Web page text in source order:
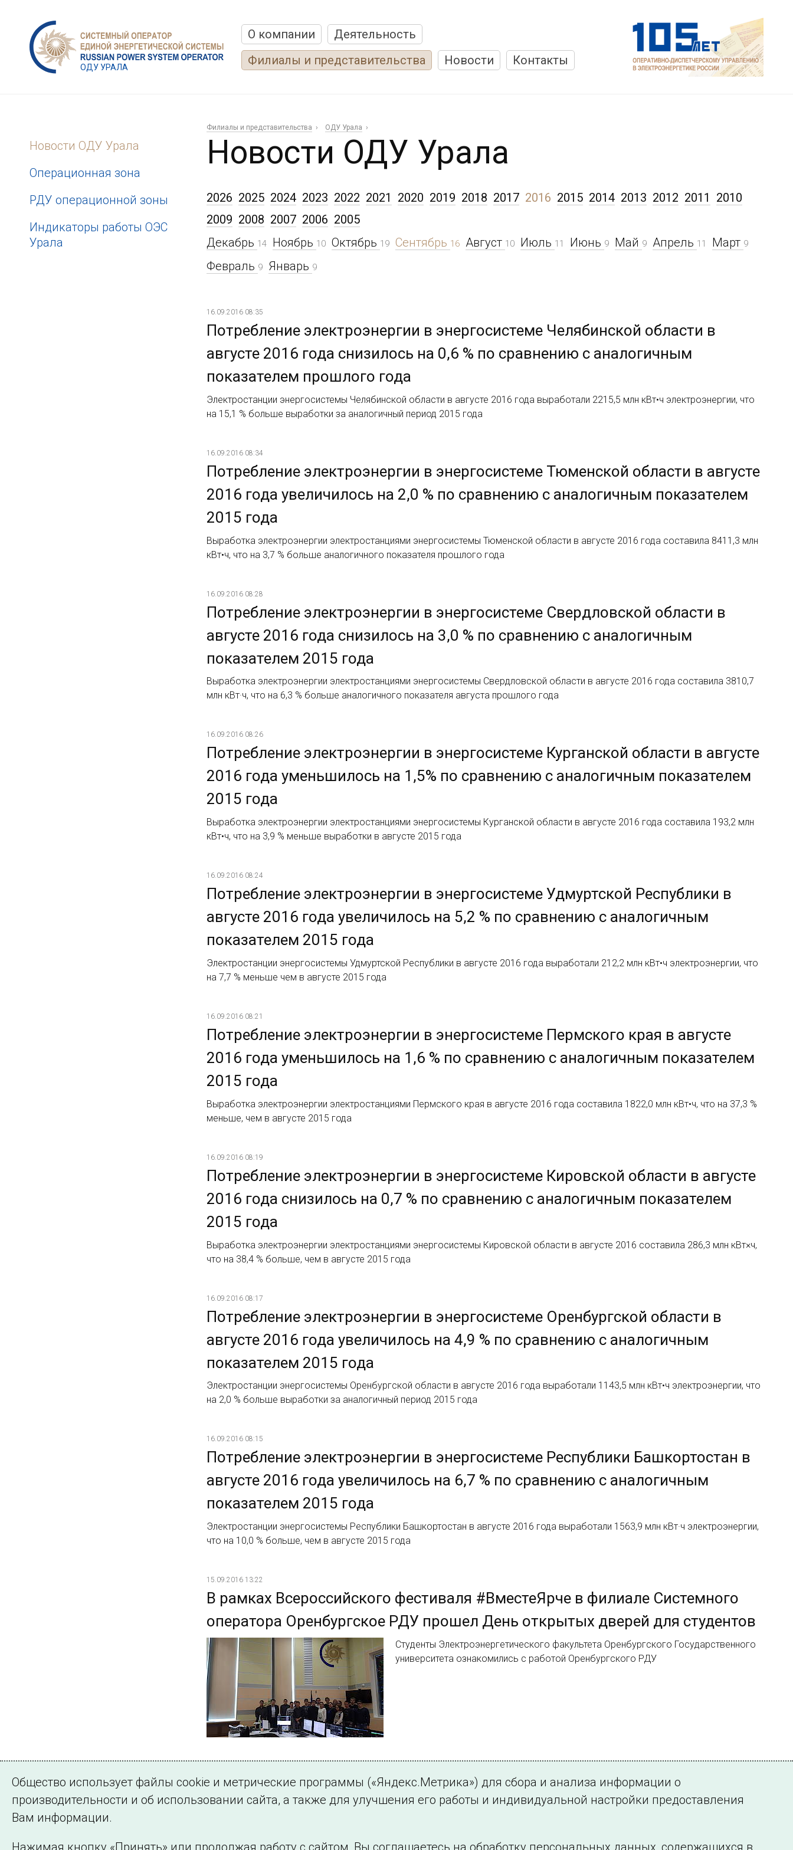
ОДУ УРАЛА
О компании
Деятельность
Филиалы и представительства
Новости Контакты
Новости ОДУ Урала
Операционная зона
РДУ операционной зоны
Индикаторы работы ОЭС
Урала
Филиалы и представительства ОДУ Урала
Новости ОДУ Урала
2026 2025 2024 2023 2022 2021 2020 2019 2018 2017 2016
Декабрь 14 Ноябрь 10 Октябрь 19 Сентябрь 16 Август 10 Июль 11 Июнь 9 Май 9 Апрель 11 Март 9
Февраль 9 Январь 9
2015 2014 2013 2012 2011
2010
2009 2008 2007 2006 2005
16.09.2016 08:35
Потребление электроэнергии в энергосистеме Челябинской области в
августе 2016 года снизилось на 0,6 % по сравнению с аналогичным
показателем прошлого года
Электростанции энергосистемы Челябинской области в августе 2016 года выработали 2215,5 млн кВт•ч электроэнергии, что
на 15,1 % больше выработки за аналогичный период 2015 года
16.09.2016 08:34
Потребление электроэнергии в энергосистеме Тюменской области в августе
2016 года увеличилось на 2,0 % по сравнению с аналогичным показателем
2015 года
Выработка электроэнергии электростанциями энергосистемы Тюменской области в августе 2016 года составила 8411,3 млн
кВт•ч, что на 3,7 % больше аналогичного показателя прошлого года
16.09.2016 08:28
Потребление электроэнергии в энергосистеме Свердловской области в
августе 2016 года снизилось на 3,0 % по сравнению с аналогичным
показателем 2015 года
Выработка электроэнергии электростанциями энергосистемы Свердловской области в августе 2016 года составила 3810,7
млн кВт·ч, что на 6,3 % больше аналогичного показателя августа прошлого года
16.09.2016 08:26
Потребление электроэнергии в энергосистеме Курганской области в августе
2016 года уменьшилось на 1,5% по сравнению с аналогичным показателем
2015 года
Выработка электроэнергии электростанциями энергосистемы Курганской области в августе 2016 года составила 193,2 млн
кВт•ч, что на 3,9 % меньше выработки в августе 2015 года
16.09.2016 08:24
Потребление электроэнергии в энергосистеме Удмуртской Республики в
августе 2016 года увеличилось на 5,2 % по сравнению с аналогичным
показателем 2015 года
Электростанции энергосистемы Удмуртской Республики в августе 2016 года выработали 212,2 млн кВт•ч электроэнергии, что
на 7,7 % меньше чем в августе 2015 года
16.09.2016 08:21
Потребление электроэнергии в энергосистеме Пермского края в августе
2016 года уменьшилось на 1,6 % по сравнению с аналогичным показателем
2015 года
Выработка электроэнергии электростанциями Пермского края в августе 2016 года составила 1822,0 млн кВт•ч, что на 37,3 %
меньше, чем в августе 2015 года
16.09.2016 08:19
Потребление электроэнергии в энергосистеме Кировской области в августе
2016 года снизилось на 0,7 % по сравнению с аналогичным показателем
2015 года
Выработка электроэнергии электростанциями энергосистемы Кировской области в августе 2016 составила 286,3 млн кВт×ч,
что на 38,4 % больше, чем в августе 2015 года
16.09.2016 08:17
Потребление электроэнергии в энергосистеме Оренбургской области в
августе 2016 года увеличилось на 4,9 % по сравнению с аналогичным
показателем 2015 года
Электростанции энергосистемы Оренбургской области в августе 2016 года выработали 1143,5 млн кВт•ч электроэнергии, что
на 2,0 % больше выработки за аналогичный период 2015 года
16.09.2016 08:15
Потребление электроэнергии в энергосистеме Республики Башкортостан в
августе 2016 года увеличилось на 6,7 % по сравнению с аналогичным
показателем 2015 года
Электростанции энергосистемы Республики Башкортостан в августе 2016 года выработали 1563,9 млн кВт·ч электроэнергии,
что на 10,0 % больше, чем в августе 2015 года
15.09.2016 13:22
В рамках Всероссийского фестиваля #ВместеЯрче в филиале Системного
оператора Оренбургское РДУ прошел День открытых дверей для студентов
Студенты Электроэнергетического факультета Оренбургского Государственного
университета ознакомились с работой Оренбургского РДУ
Страница 1 из 2.
1 2 Далее
Общество использует файлы cookie и метрические программы («Яндекс.Метрика») для сбора и анализа информации о
производительности и об использовании сайта, а также для улучшения его работы и индивидуальной настройки предоставления
Вам информации.
Нажимая кнопку «Принять» или продолжая работу с сайтом, Вы соглашаетесь на обработку персональных данных, содержащихся в